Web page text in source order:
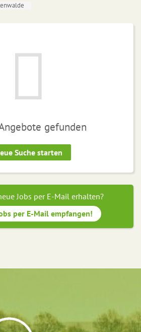
gefunden
Suche starten
Jobs per E-Mail erhalten?
per E-Mail empfangen!